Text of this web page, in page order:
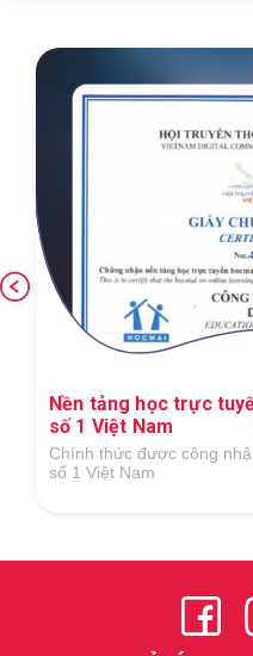
Nền tảng học trực
số 1 Việt Nam
Chính thức được công
số 1 Việt Nam